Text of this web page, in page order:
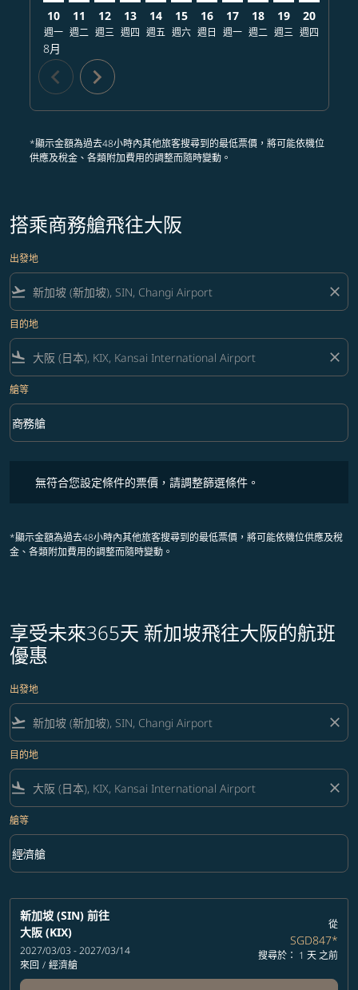
10
週一
8月
11
週二
12
週三
13
週四
14
週五
15
週六
16
週日
17
週一
18
週二
19
週三
20
週四
chevron_left chevron_right
*顯示金額為過去48小時內其他旅客搜尋到的最低票價，將可能依機位
供應及稅金、各類附加費用的調整而隨時變動。
搭乘商務艙飛往大阪
出發地
flight_takeoff close
目的地
flight_land close
艙等
艙等 option 商務艙 Selected
商務艙
keyboard_arrow_down
無符合您設定條件的票價，請調整篩選條件。
*顯示金額為過去48小時內其他旅客搜尋到的最低票價，將可能依機位供應及稅
金、各類附加費用的調整而隨時變動。
享受未來365天 新加坡飛往大阪的航班
優惠
出發地
flight_takeoff close
目的地
flight_land close
艙等
艙等 option 經濟艙 Selected
經濟艙
keyboard_arrow_down
新加坡 (SIN) 前往
大阪 (KIX)
2027/03/03 - 2027/03/14
來回 / 經濟艙
從
SGD847*
搜尋於： 1 天 之前